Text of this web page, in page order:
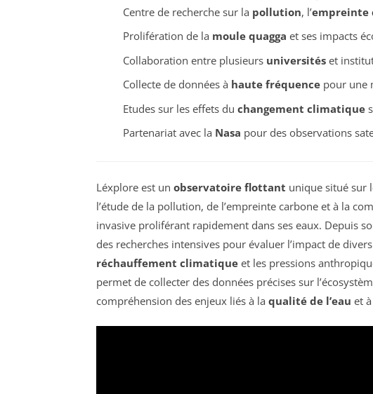
Centre de recherche sur la pollution, l’empreinte
Prolifération de la moule quagga et ses impacts
Collaboration entre plusieurs universitéset
Collecte de données à haute fréquencepour une
Etudes sur les effets du changement climatique
Partenariat avec la Nasa pour des observations
Léxplore est un observatoire flottant unique situé sur
l’étude de la pollution, de l’empreinte carbone et à la
invasive proliférant rapidement dans ses eaux. Depuis
des recherches intensives pour évaluer l’impact de
réchauffement climatique et les pressions
permet de collecter des données précises sur
compréhension des enjeux liés à la qualité de l’eau et